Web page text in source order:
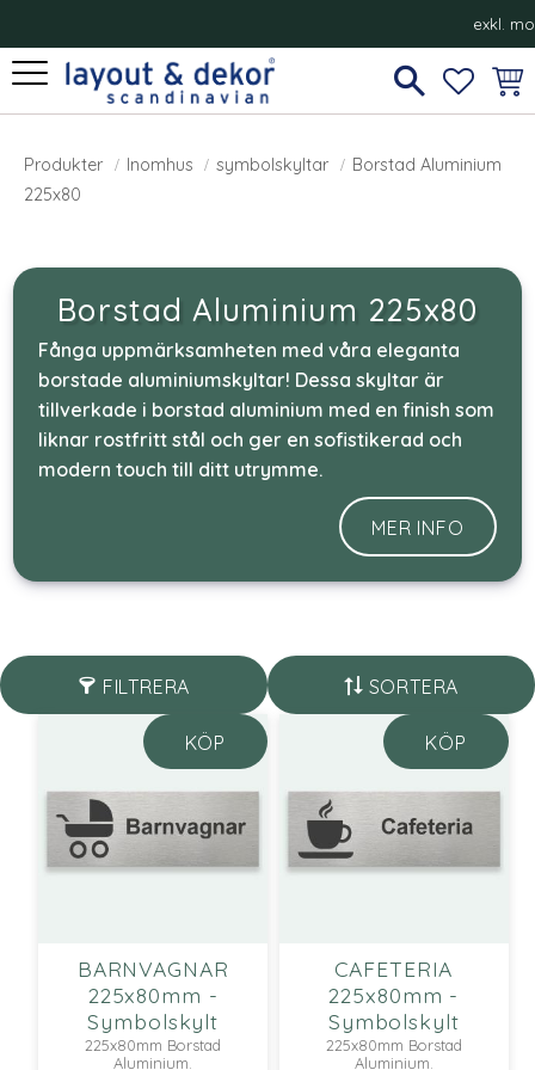
Meny
exkl.
Borstad Aluminium 225x80
Produkter Inomhus symbolskyltar
Borstad Aluminium
225x80
Borstad Aluminium 225x80
Fånga uppmärksamheten med våra eleganta
borstade aluminiumskyltar! Dessa skyltar är
tillverkade i borstad aluminium med en finish som
liknar rostfritt stål och ger en sofistikerad och
modern touch till ditt utrymme.
MER INFO
FILTRERA SORTERA
BARNVAGNAR
225x80mm -
Symbolskylt
225x80mm Borstad
Aluminium.
KÖP
CAFETERIA
225x80mm -
Symbolskylt
225x80mm Borstad
Aluminium.
KÖP